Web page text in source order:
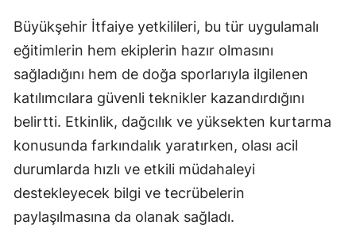
Büyükşehir İtfaiye yetkilileri, bu tür uygulamalı
eğitimlerin hem ekiplerin hazır olmasını
sağladığını hem de doğa sporlarıyla ilgilenen
katılımcılara güvenli teknikler kazandırdığını
belirtti. Etkinlik, dağcılık ve yüksekten kurtarma
konusunda farkındalık yaratırken, olası acil
durumlarda hızlı ve etkili müdahaleyi
destekleyecek bilgi ve tecrübelerin
paylaşılmasına da olanak sağladı.